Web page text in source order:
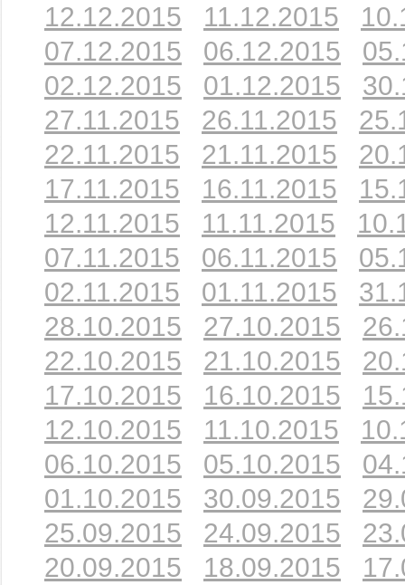
12.12.2015
11.12.2015
07.12.2015
06.12.2015
02.12.2015
01.12.2015
27.11.2015
26.11.2015
22.11.2015
21.11.2015
17.11.2015
16.11.2015
12.11.2015
11.11.2015
07.11.2015
06.11.2015
02.11.2015
01.11.2015
28.10.2015
27.10.2015
22.10.2015
21.10.2015
17.10.2015
16.10.2015
12.10.2015
11.10.2015
06.10.2015
05.10.2015
01.10.2015
30.09.2015
25.09.2015
24.09.2015
20.09.2015
18.09.2015